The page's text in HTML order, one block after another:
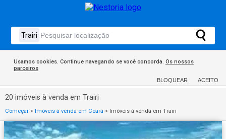
Usamos cookies. Continue navegando se você concorda. Os nossos
parceiros
BLOQUEAR ACEITO
20 imóveis à venda em Trairi
Começar > Imóveis à venda em Ceará > Imóveis à venda em Trairi